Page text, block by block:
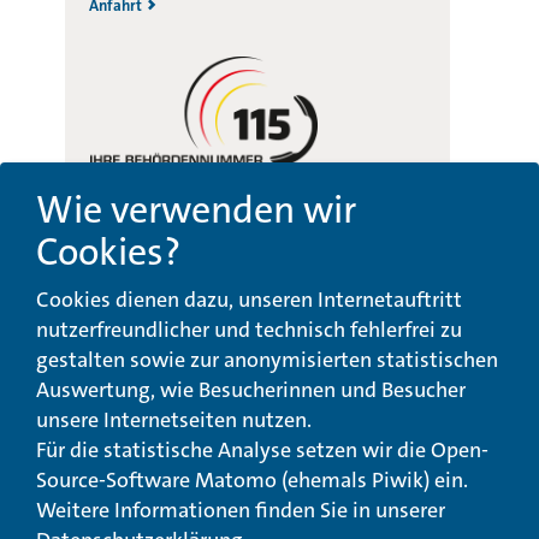
Anfahrt
Anregungs- und
Qualitätsmanagement
Barrierefreiheit
© Landeswohlfahrtsverband Hessen 2026
Impressum Seitenübersicht Seite drucken
nach oben
Wie verwenden wir
Cookies?
Cookies dienen dazu, unseren Internetauftritt
nutzerfreundlicher und technisch fehlerfrei zu
gestalten sowie zur anonymisierten statistischen
Auswertung, wie Besucherinnen und Besucher
unsere Internetseiten nutzen.
Für die statistische Analyse setzen wir die Open-
Source-Software Matomo (ehemals Piwik) ein.
Weitere Informationen finden Sie in unserer